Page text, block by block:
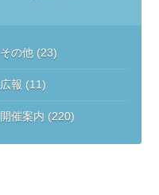
その他 (23)
広報 (11)
開催案内 (220)